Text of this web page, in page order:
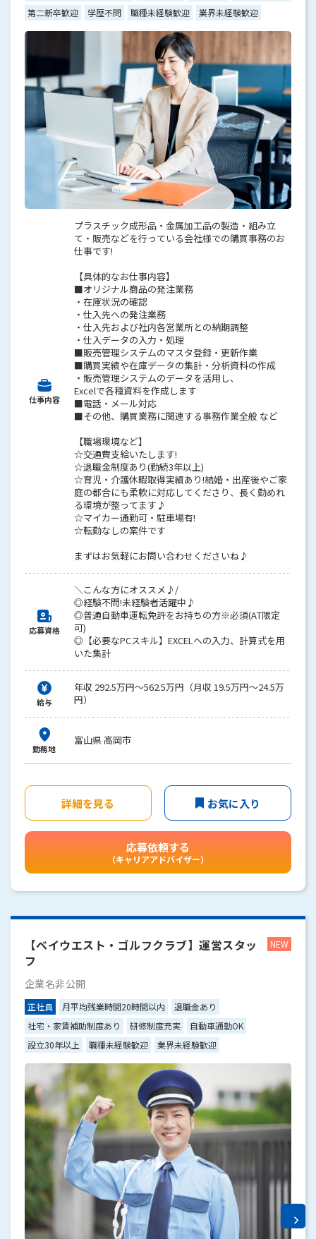
第二新卒歓迎
学歴不問 職種未経験歓迎 業界未経験歓迎
仕事内容
プラスチック成形品・金属加工品の製造・組み立
て・販売などを行っている会社様での購買事務のお
仕事です!
【具体的なお仕事内容】
■オリジナル商品の発注業務
・在庫状況の確認
・仕入先への発注業務
・仕入先および社内各営業所との納期調整
・仕入データの入力・処理
■販売管理システムのマスタ登録・更新作業
■購買実績や在庫データの集計・分析資料の作成
・販売管理システムのデータを活用し、
Excelで各種資料を作成します
■電話・メール対応
■その他、購買業務に関連する事務作業全般 など
【職場環境など】
☆交通費支給いたします!
☆退職金制度あり(勤続3年以上)
☆育児・介護休暇取得実績あり!結婚・出産後やご家
庭の都合にも柔軟に対応してくださり、長く勤めれ
る環境が整ってます♪
☆マイカー通勤可・駐車場有!
☆転勤なしの案件です
まずはお気軽にお問い合わせくださいね♪
応募資格
＼こんな方にオススメ♪/
◎経験不問!未経験者活躍中♪
◎普通自動車運転免許をお持ちの方※必須(AT限定
可)
◎【必要なPCスキル】EXCELへの入力、計算式を用
いた集計
給与
年収 292.5万円～562.5万円（月収 19.5万円～24.5万
円）
勤務地
富山県 高岡市
詳細を見る
応募依頼する
（キャリアアドバイザー）
お気に入り
【ベイウエスト・ゴルフクラブ】運営スタッ
フ
企業名非公開
正社員 月平均残業時間20時間以内
退職金あり
社宅・家賃補助制度あり
研修制度充実
自動車通勤OK
設立30年以上
職種未経験歓迎 業界未経験歓迎